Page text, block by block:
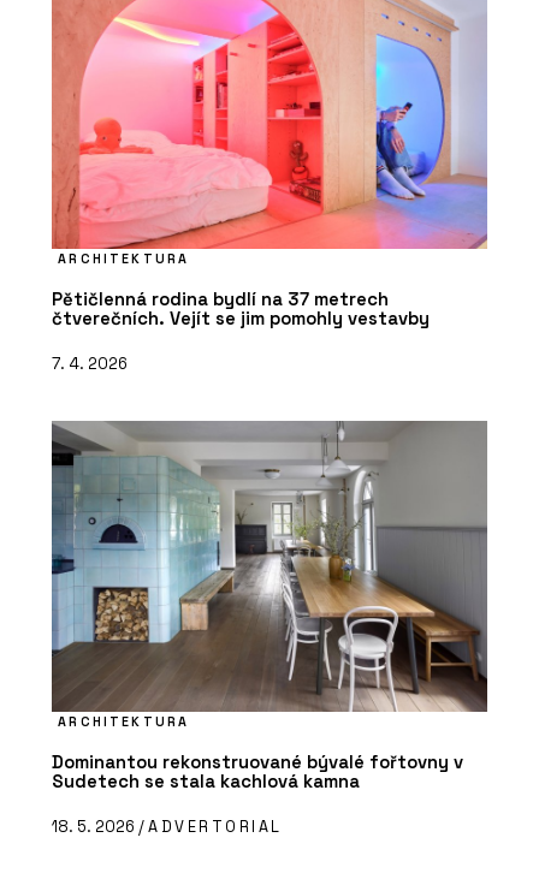
ARCHITEKTURA
Pětičlenná rodina bydlí na 37 metrech
čtverečních. Vejít se jim pomohly vestavby
7. 4. 2026
ARCHITEKTURA
Dominantou rekonstruované bývalé fořtovny v
Sudetech se stala kachlová kamna
18. 5. 2026 /ADVERTORIAL